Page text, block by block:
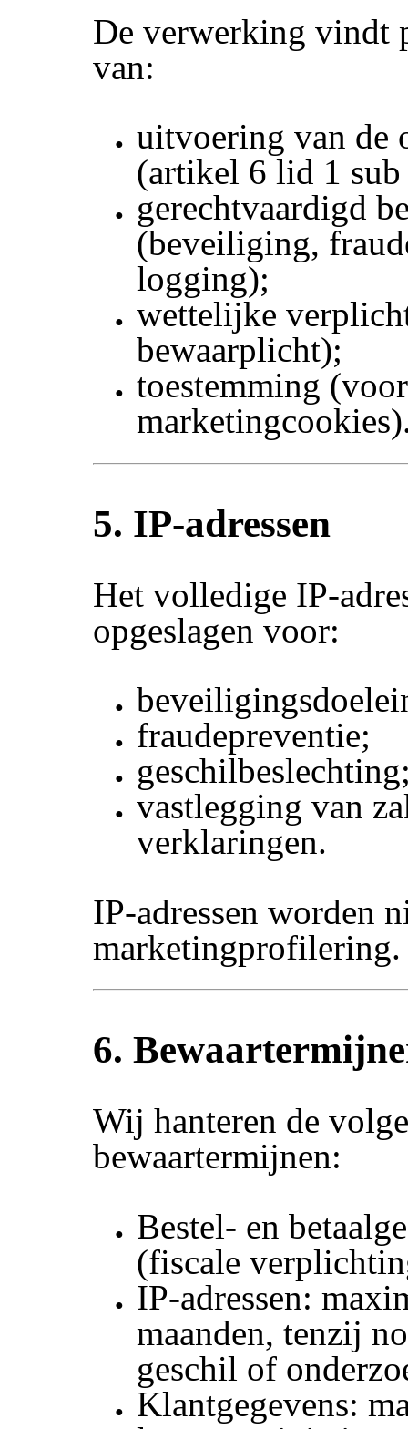
De verwerking vindt
van:
uitvoering van de
(artikel 6 lid 1
gerechtvaardigd
(beveiliging,
logging);
wettelijke
bewaarplicht);
toestemming (voor
5. IP-adressen
Het volledige IP-
opgeslagen voor:
fraudepreventie;
vastlegging van
verklaringen.
IP-adressen worden
marketingprofilering.
6.
Wij hanteren de
bewaartermijnen:
Bestel- en
(fiscale
IP-adressen:
maanden, tenzij
geschil of
Klantgegevens: